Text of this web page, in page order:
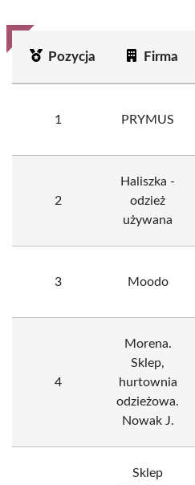
Pozycja Firma
1 PRYMUS
2
Haliszka -
odzież
używana
3 Moodo
4
Morena.
Sklep,
hurtownia
odzieżowa.
Nowak J.
Sklep